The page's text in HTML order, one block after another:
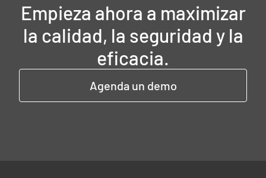
Empieza ahora a maximizar
la calidad, la seguridad y la
eficacia.
Agenda un demo